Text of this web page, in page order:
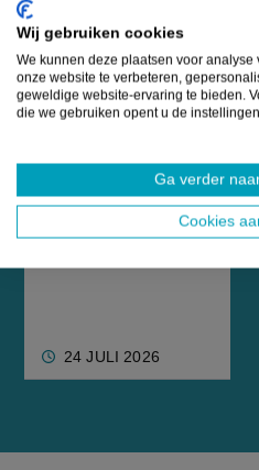
Wij gebruiken cookies
We kunnen deze plaatsen voor
onze website te verbeteren,
geweldige website-ervaring te bieden.
die we gebruiken opent u de
Ga verder
Cookies
Intendant
bezoekt
Kalmthout:
24 JULI 2026